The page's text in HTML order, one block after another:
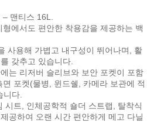
맨티스 16L.
에서도 편안한 착용감을 제공하는 백
사용해 가볍고 내구성이 뛰어나며, 활
갖추고 있습니다.
는 리저버 슬리브와 보안 포켓이 포함
포켓(물병, 윈드쉘, 카메라 보관에 적
다.
시트, 인체공학적 숄더 스트랩, 탈착식
공하여 오랜 시간 편안하게 메고 다닐